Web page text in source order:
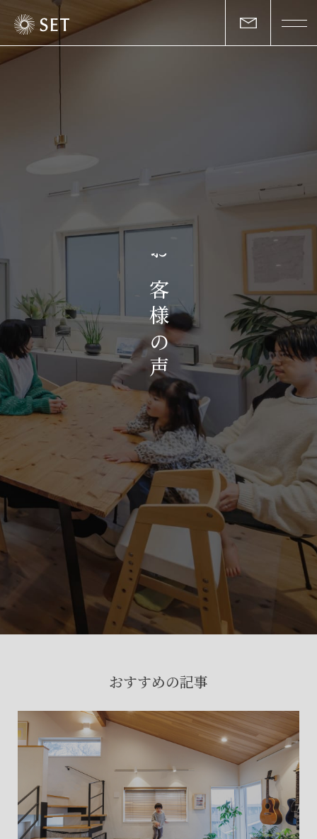
お
客
様
の
声
おすすめの記事
物件一覧
お客様の声
お知らせ・イベント
会社概要・アクセス
スタッフ紹介
プライバシーポリシー
賃貸管理サイトはこちら
会社に関することや物件についての
お問い合わせはこちらから
土地の活用・賃貸経営に関する
ご相談はこちら
関連施設一覧